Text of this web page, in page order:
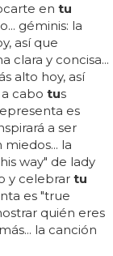
en tu
géminis: la
así que
clara y concisa...
alto hoy, así
cabo tus
es
a ser
la
way" de lady
y celebrar tu
es "true
quién eres
la canción